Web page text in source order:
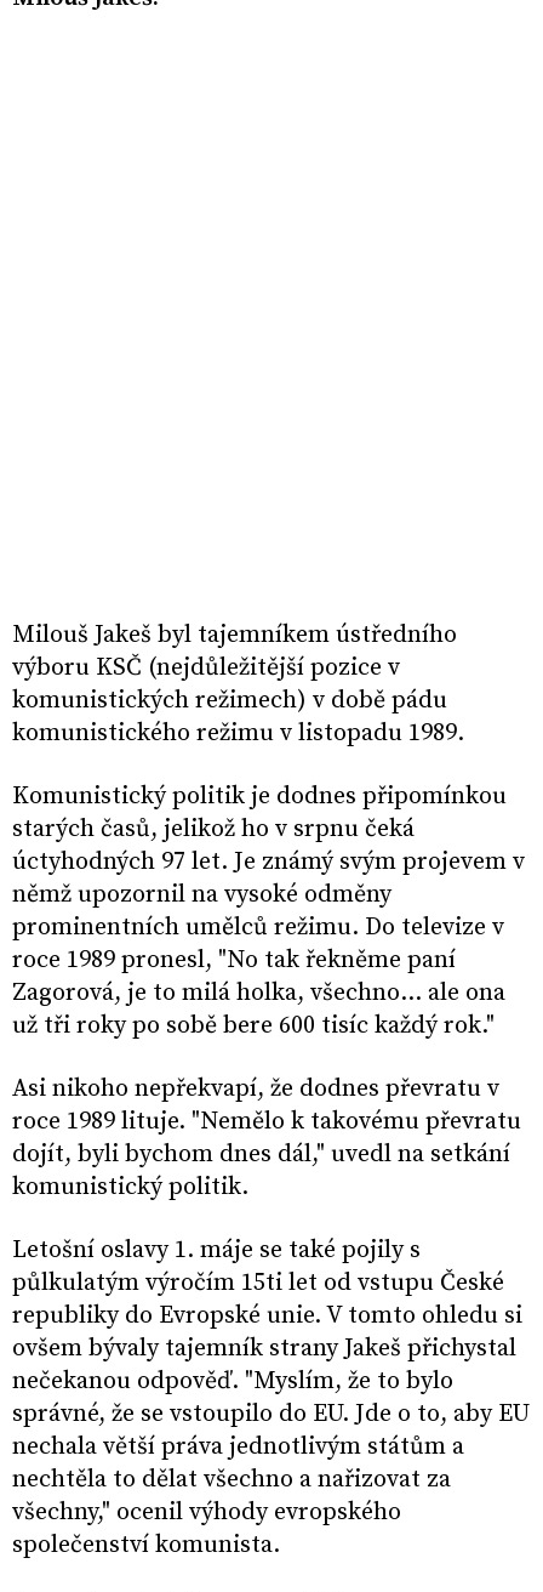
Milouš Jakeš byl tajemníkem ústředního
výboru KSČ (nejdůležitější pozice v
komunistických režimech) v době pádu
komunistického režimu v listopadu 1989.
Komunistický politik je dodnes připomínkou
starých časů, jelikož ho v srpnu čeká
úctyhodných 97 let. Je známý svým projevem v
němž upozornil na vysoké odměny
prominentních umělců režimu. Do televize v
roce 1989 pronesl, "No tak řekněme paní
Zagorová, je to milá holka, všechno… ale ona
už tři roky po sobě bere 600 tisíc každý rok."
Asi nikoho nepřekvapí, že dodnes převratu v
roce 1989 lituje. "Nemělo k takovému převratu
dojít, byli bychom dnes dál," uvedl na setkání
komunistický politik.
Letošní oslavy 1. máje se také pojily s
půlkulatým výročím 15ti let od vstupu České
republiky do Evropské unie. V tomto ohledu si
ovšem bývaly tajemník strany Jakeš přichystal
nečekanou odpověď. "Myslím, že to bylo
správné, že se vstoupilo do EU. Jde o to, aby EU
nechala větší práva jednotlivým státům a
nechtěla to dělat všechno a nařizovat za
všechny," ocenil výhody evropského
společenství komunista.